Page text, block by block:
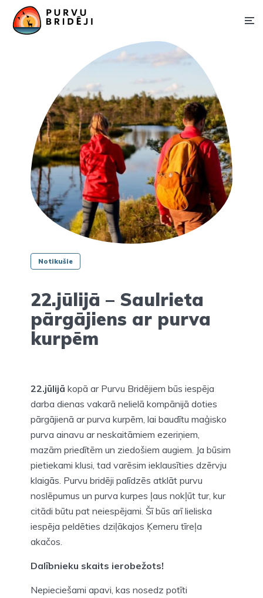
Notikušie
22.jūlijā – Saulrieta
pārgājiens ar purva
kurpēm
22.jūlijā kopā ar Purvu Bridējiem būs iespēja
darba dienas vakarā nelielā kompānijā doties
pārgājienā ar purva kurpēm, lai baudītu maģisko
purva ainavu ar neskaitāmiem ezeriņiem,
mazām priedītēm un ziedošiem augiem. Ja būsim
pietiekami klusi, tad varēsim ieklausīties dzērvju
klaigās. Purvu bridēji palīdzēs atklāt purvu
noslēpumus un purva kurpes ļaus nokļūt tur, kur
citādi būtu pat neiespējami. Šī būs arī lieliska
iespēja peldēties dziļākajos Ķemeru tīreļa
akačos.
Dalībnieku skaits ierobežots!
Nepieciešami apavi, kas nosedz potīti